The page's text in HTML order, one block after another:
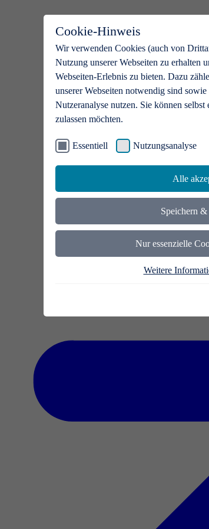
Cookie-Hinweis
Wir verwenden Cookies (auch von
Nutzung unserer Webseiten zu erhalten
Webseiten-Erlebnis zu bieten. Dazu
unserer Webseiten notwendig sind
Nutzeranalyse nutzen. Sie können
zulassen möchten.
Essentiell Nutzungsanalyse
Alle
Speichern &
Nur essenzielle
Weitere